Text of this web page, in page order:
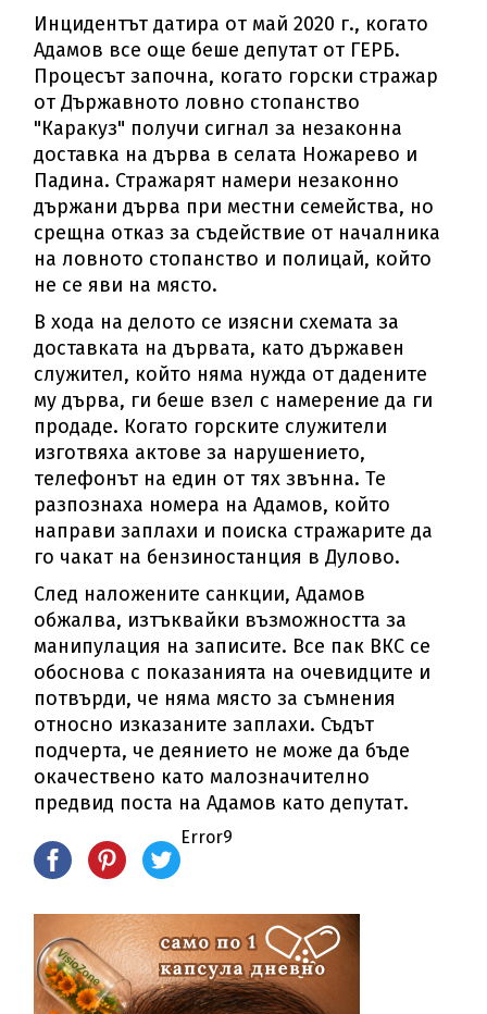
Инцидентът датира от май 2020 г., когато
Адамов все още беше депутат от ГЕРБ.
Процесът започна, когато горски стражар
от Държавното ловно стопанство
"Каракуз" получи сигнал за незаконна
доставка на дърва в селата Ножарево и
Падина. Стражарят намери незаконно
държани дърва при местни семейства, но
срещна отказ за съдействие от началника
на ловното стопанство и полицай, който
не се яви на място.
В хода на делото се изясни схемата за
доставката на дървата, като държавен
служител, който няма нужда от дадените
му дърва, ги беше взел с намерение да ги
продаде. Когато горските служители
изготвяха актове за нарушението,
телефонът на един от тях звънна. Те
разпознаха номера на Адамов, който
направи заплахи и поиска стражарите да
го чакат на бензиностанция в Дулово.
След наложените санкции, Адамов
обжалва, изтъквайки възможността за
манипулация на записите. Все пак ВКС се
обоснова с показанията на очевидците и
потвърди, че няма място за съмнения
относно изказаните заплахи. Съдът
подчерта, че деянието не може да бъде
окачествено като малозначително
предвид поста на Адамов като депутат.
Error9